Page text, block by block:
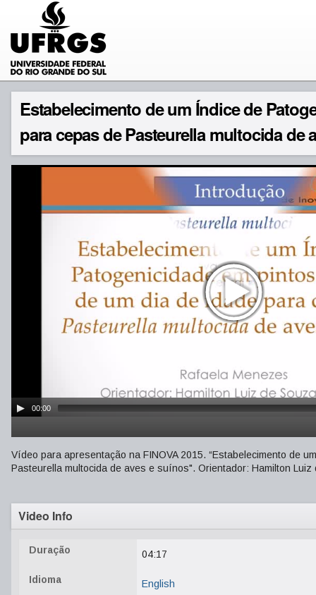
Estabelecimento de um Índice de
para cepas de Pasteurella multocida de
00:00
Vídeo para apresentação na FINOVA 2015. “Estabelecimento de
Pasteurella multocida de aves e suínos". Orientador: Hamilton
Video Info
Duração 04:17
Idioma English